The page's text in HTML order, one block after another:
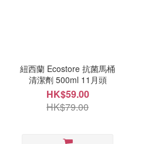
紐西蘭 Ecostore 抗菌馬桶
清潔劑 500ml 11月頭
HK$59.00
HK$79.00